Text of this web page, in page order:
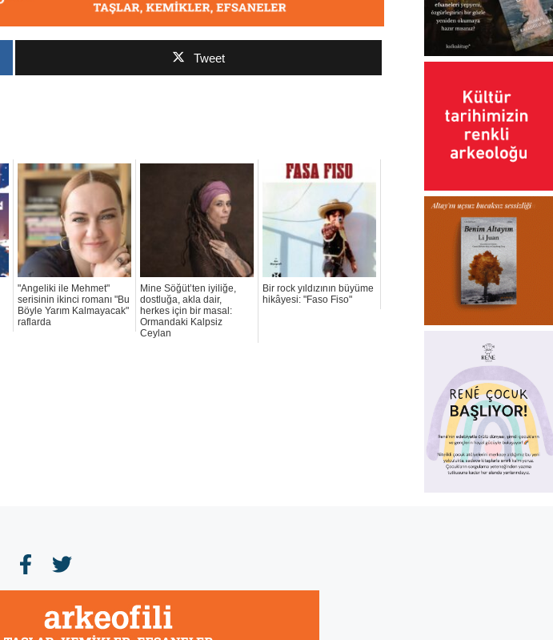
Tweet
"Angeliki ile Mehmet"
serisinin ikinci romanı "Bu
Böyle Yarım Kalmayacak"
raflarda
Mine Söğüt’ten iyiliğe,
dostluğa, akla dair,
herkes için bir masal:
Ormandaki Kalpsiz
Ceylan
Bir rock yıldızının büyüme
hikâyesi: "Faso Fiso"